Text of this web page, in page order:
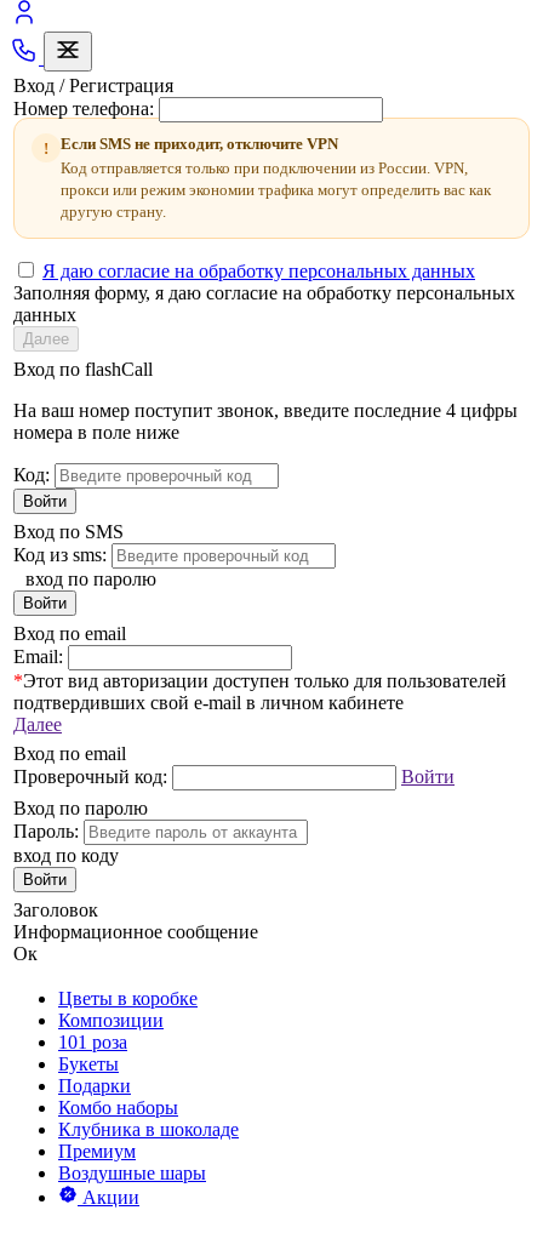
Вход / Регистрация
Номер телефона:
!
Если SMS не приходит, отключите VPN
Код отправляется только при подключении из России. VPN,
прокси или режим экономии трафика могут определить вас как
другую страну.
Я даю согласие на обработку персональных данных
Заполняя форму, я даю согласие на обработку персональных
данных
Далее
Вход по flashCall
На ваш номер поступит звонок, введите последние 4 цифры
номера в поле ниже
Код:
Войти
Вход по SMS
Код из sms:
вход по паролю
Войти
Вход по email
Email:
*Этот вид авторизации доступен только для пользователей
подтвердивших свой e-mail в личном кабинете
Далее
Вход по email
Проверочный код:
Войти
Вход по паролю
Пароль:
вход по коду
Войти
Заголовок
Информационное сообщение
Ок
Цветы в коробке
Композиции
101 роза
Букеты
Подарки
Комбо наборы
Клубника в шоколаде
Премиум
Воздушные шары
Акции